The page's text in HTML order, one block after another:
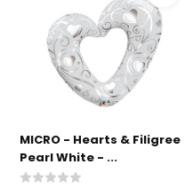
MICRO - Hearts & Filigree
Pearl White - ...